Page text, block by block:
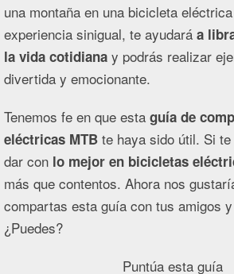
una montaña en una bicicleta
experiencia sinigual, te ayudaráa
la vida cotidiana y podrás realizar
divertida y emocionante.
Tenemos fe en que estaguía de
eléctricas MTB te haya sido útil. Si
dar con lo mejor en bicicletas
más que contentos. Ahora nos
compartas esta guía con tus amigos
¿Puedes?
Puntúa esta guía